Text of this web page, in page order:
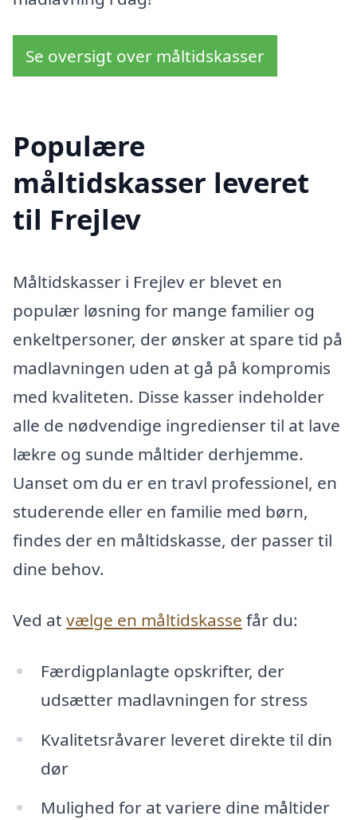
Se oversigt over måltidskasser
Populære
måltidskasser leveret
til Frejlev
Måltidskasser i Frejlev er blevet en
populær løsning for mange familier og
enkeltpersoner, der ønsker at spare tid på
madlavningen uden at gå på kompromis
med kvaliteten. Disse kasser indeholder
alle de nødvendige ingredienser til at lave
lækre og sunde måltider derhjemme.
Uanset om du er en travl professionel, en
studerende eller en familie med børn,
findes der en måltidskasse, der passer til
dine behov.
Ved at vælge en måltidskasse får du:
Færdigplanlagte opskrifter, der
udsætter madlavningen for stress
Kvalitetsråvarer leveret direkte til din
dør
Mulighed for at variere dine måltider